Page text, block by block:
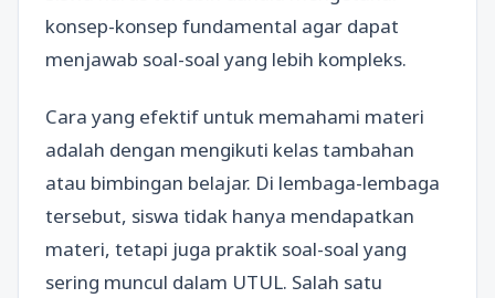
konsep-konsep fundamental agar dapat
menjawab soal-soal yang lebih kompleks.
Cara yang efektif untuk memahami materi
adalah dengan mengikuti kelas tambahan
atau bimbingan belajar. Di lembaga-lembaga
tersebut, siswa tidak hanya mendapatkan
materi, tetapi juga praktik soal-soal yang
sering muncul dalam UTUL. Salah satu